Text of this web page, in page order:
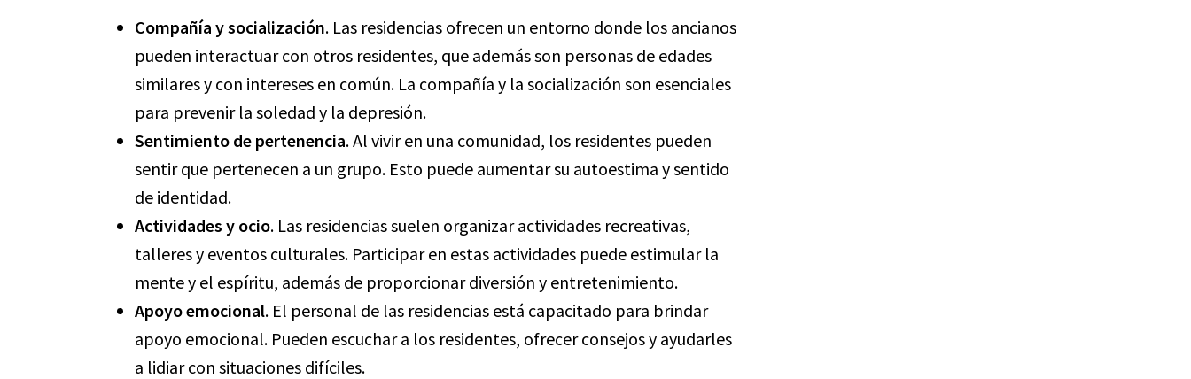
Compañía y socialización. Las residencias ofrecen un entorno donde los ancianos
pueden interactuar con otros residentes, que además son personas de edades
similares y con intereses en común. La compañía y la socialización son esenciales
para prevenir la soledad y la depresión.
Sentimiento de pertenencia. Al vivir en una comunidad, los residentes pueden
sentir que pertenecen a un grupo. Esto puede aumentar su autoestima y sentido
de identidad.
Actividades y ocio. Las residencias suelen organizar actividades recreativas,
talleres y eventos culturales. Participar en estas actividades puede estimular la
mente y el espíritu, además de proporcionar diversión y entretenimiento.
Apoyo emocional. El personal de las residencias está capacitado para brindar
apoyo emocional. Pueden escuchar a los residentes, ofrecer consejos y ayudarles
a lidiar con situaciones difíciles.